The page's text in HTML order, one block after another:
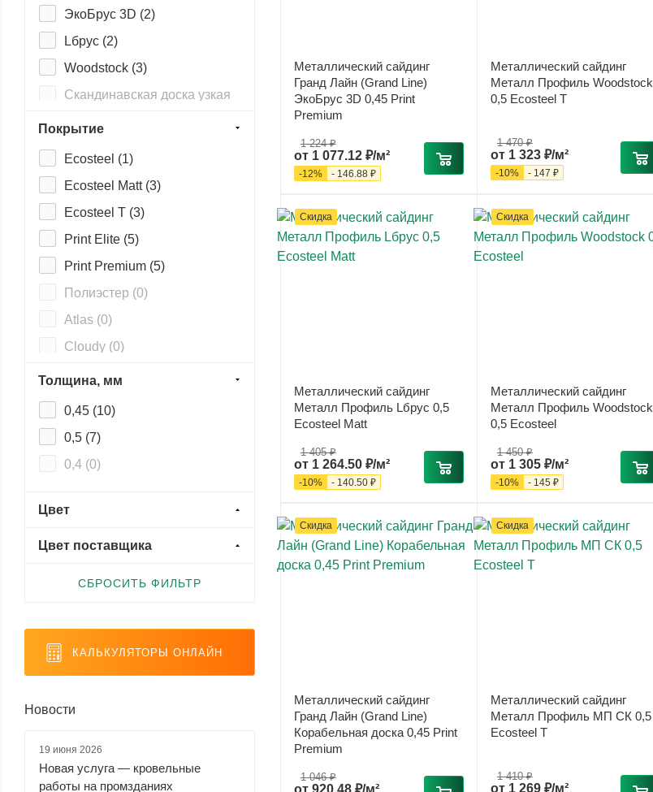
Металлический сайдинг
Гранд Лайн (Grand Line)
ЭкоБрус 3D 0,45 Print
Premium
от 1 077.12 ₽/м²
1 224 ₽
-12% - 146.88 ₽
Металлический сайдинг
Металл Профиль Woodstock
0,5 Ecosteel T
от 1 323 ₽/м²
1 470 ₽
-10% - 147 ₽
Скидка
Металлический сайдинг
Металл Профиль Lбрус 0,5
Ecosteel Matt
от 1 264.50 ₽/м²
1 405 ₽
-10% - 140.50 ₽
Скидка
Металлический сайдинг
Металл Профиль Woodstock
0,5 Ecosteel
от 1 305 ₽/м²
1 450 ₽
-10% - 145 ₽
Скидка
Металлический сайдинг
Гранд Лайн (Grand Line)
Корабельная доска 0,45 Print
Premium
от 920.48 ₽/м²
1 046 ₽
Скидка
Металлический сайдинг
Металл Профиль МП СК 0,5
Ecosteel T
от 1 269 ₽/м²
1 410 ₽
ЭкоБрус 3D (2)
Lбрус (2)
Woodstock (3)
Скандинавская доска узкая
Скандинавская доска узкая
двойная (0)
Скандинавская доска
широкая (0)
Скандинавский брус
Модерн узкий (
Скандинавский брус
Покрытие
Ecosteel (1)
Ecosteel Matt (3)
Ecosteel T (3)
Print Elite (5)
Print Premium (5)
Полиэстер (0)
Atlas (0)
Cloudy (0)
Purman (
Rooftop Matte (Стальной
Satin (0)
Satin Matt (0 )
Velur (
Viking E (
Толщина, мм
0,45 (10)
0,5 (7)
0,4 (0)
Цвет
Цвет поставщика
СБРОСИТЬ ФИЛЬТР
КАЛЬКУЛЯТОРЫ ОНЛАЙН
Новости
19 июня 2026
Новая услуга — кровельные
работы на промзданиях